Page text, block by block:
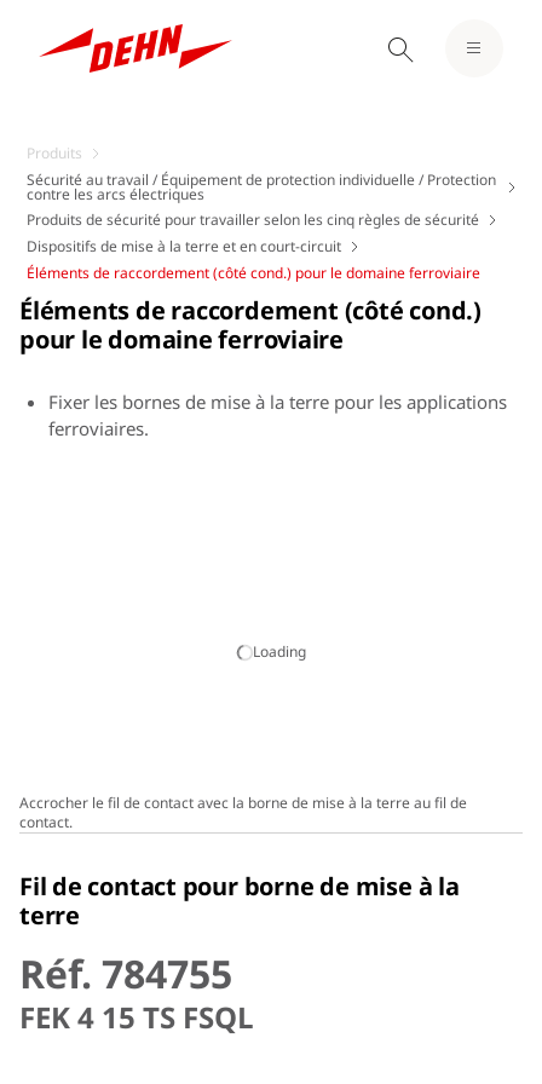
Produits
Sécurité au travail / Équipement de protection individuelle / Protection
contre les arcs électriques
Produits de sécurité pour travailler selon les cinq règles de sécurité
Dispositifs de mise à la terre et en court-circuit
Éléments de raccordement (côté cond.) pour le domaine ferroviaire
Loading
Accrocher le fil de contact avec la borne de mise à la terre au fil de
contact.
Éléments de raccordement (côté cond.)
pour le domaine ferroviaire
Fixer les bornes de mise à la terre pour les applications
ferroviaires.
Fil de contact pour borne de mise à la
terre
Réf. 784755
FEK 4 15 TS FSQL